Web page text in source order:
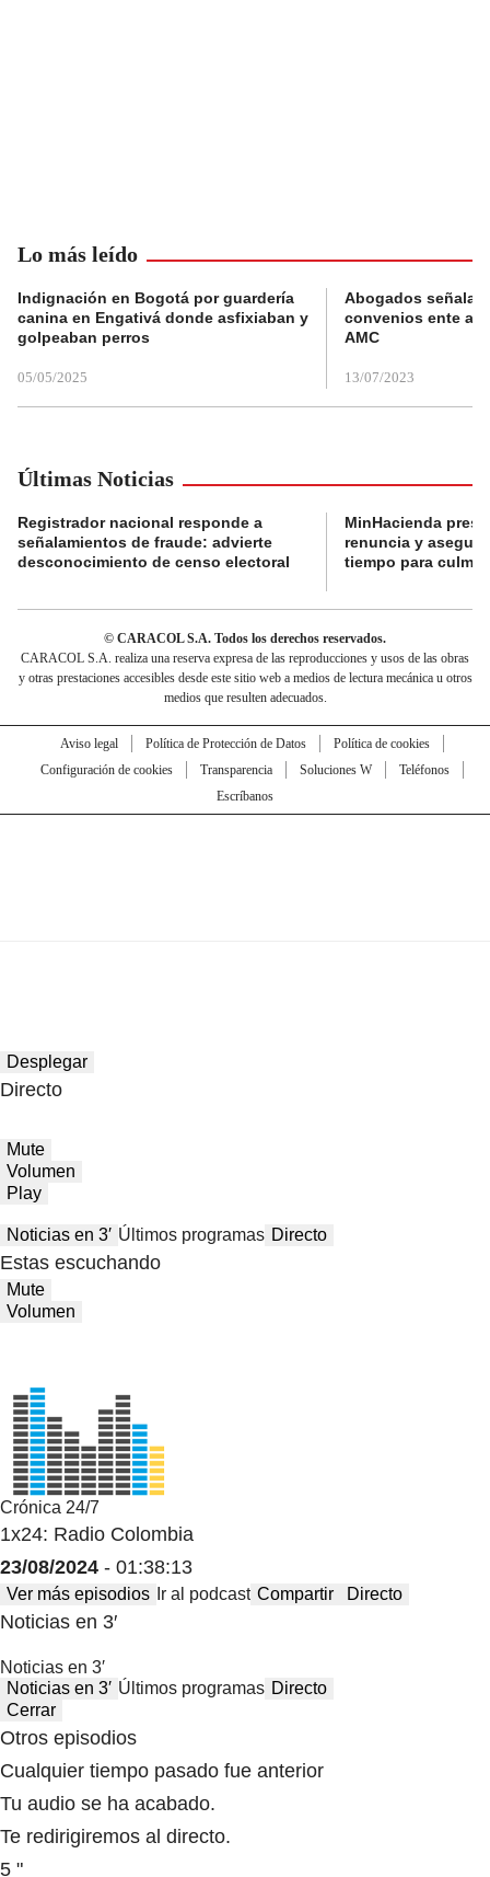
Lo más leído
Indignación en Bogotá por guardería
canina en Engativá donde asfixiaban y
golpeaban perros
05/05/2025
Abogados
convenios ente
AMC
13/07/2023
Últimas Noticias
Registrador nacional responde a
señalamientos de fraude: advierte
desconocimiento de censo electoral
MinHacienda
renuncia y
tiempo para
© CARACOL S.A. Todos los derechos reservados.
CARACOL S.A. realiza una reserva expresa de las reproducciones y usos de las obras
y otras prestaciones accesibles desde este sitio web a medios de lectura mecánica u otros
medios que resulten adecuados.
Aviso legal Política de Protección de Datos
Política de cookies
Configuración de cookies
Transparencia Soluciones W
Teléfonos
Escríbanos
Desplegar
Directo
Mute
Volumen
Play
Noticias en 3′ Últimos programas Directo
Estas escuchando
Mute
Volumen
Crónica 24/7
1x24: Radio Colombia
23/08/2024 - 01:38:13
Ver más episodios Ir al podcast Compartir Directo
Noticias en 3′
Noticias en 3′
Noticias en 3′ Últimos programas Directo
Cerrar
Otros episodios
Cualquier tiempo pasado fue anterior
Tu audio se ha acabado.
Te redirigiremos al directo.
5 "